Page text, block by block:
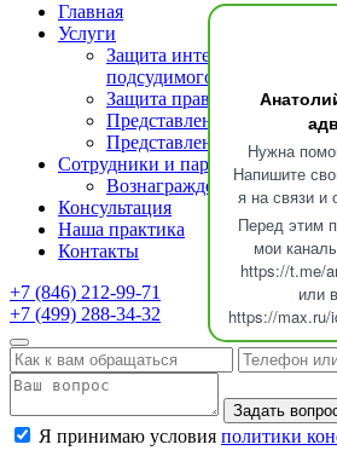
Нужна
Напишите
я на связи и
Перед этим
мои
https://t.me/
или
https://max.ru/
Главная
Услуги
Защита интересов
подсудимого)
Защита прав свидетелей
Представление интересов
Представление интересов
Сотрудники и партнеры
Вознаграждение адвоката
Консультация
Наша практика
Контакты
+7 (846) 212-99-71
+7 (499) 288-34-32
Задать
Я принимаю условия политики